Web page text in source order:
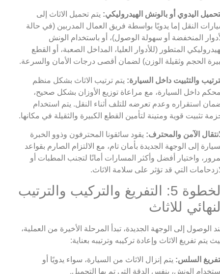
اليدوي أو بالونش الهيدروليكي: يتم تحميل الاثاث إلى
النقل إما يدويًا بواسطة فريق العمال المدربين (في حالة
المنخفضة أو سهولة الوصول)، أو باستخدام الونش
المتطور (للأدوار العليا، المداخل الصعبة، أو القطع
الحجم وثقيلة الوزن) لضمان أقصى درجات الأمان والسرعة.
والتثبيت داخل السيارة: يتم ترتيب الاثاث بشكل منظم
داخل السيارة، مع مراعاة توزيع الأوزان بشكل صحيح،
استقراره وعدم تعرضه للتلف أثناء النقل. يتم استخدام
تثبيت قوية ومتينة لتأمين القطع الكبيرة والثقيلة في مكانها.
الآمن والمحترف: يقود سائقونا المحترفون وذوو الخبرة
إلى الوجهة الجديدة بأمان تام، مع الالتزام الصارم بقواعد
واختيار أفضل وأكثر المسارات أمانًا لتجنب المطبات أو
التي قد تؤثر على سلامة الاثاث.
الخطوة 5: التفريغ والتركيب والترتيب
للاثاث
الوصول إلى الوجهة الجديدة، تبدأ المرحلة الأخيرة من العملية،
يتم تفريغ الاثاث وإعادة تركيبه وترتيبه بعناية:
السلس: يتم إنزال الاثاث من السيارة، سواء يدويًا أو
الونش، بنفس الدقة التي تم بها التحميل.